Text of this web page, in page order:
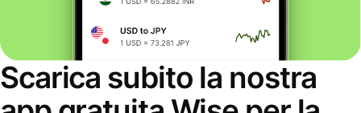
Scarica subito la nostra